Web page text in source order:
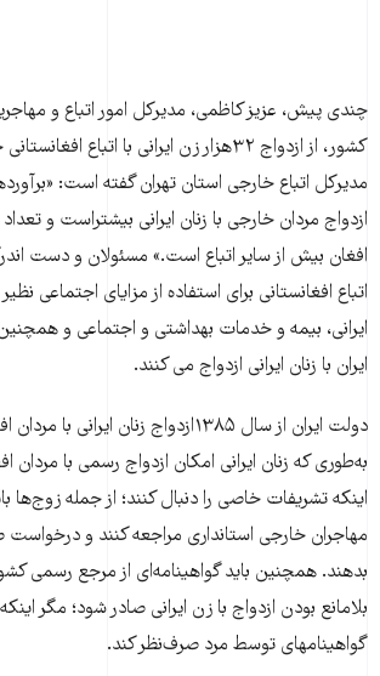
چندی پیش، عزیز کاظمی، مدیرکل امور اتباع و
کشور، از ازدواج ۳۲هزار زن ایرانی با اتباع
مدیرکل اتباع خارجی استان تهران گفته است:‌
ازدواج مردان خارجی با زنان ایرانی بیشتراست و
افغان بیش از سایر اتباع است.» مسئولان و دست
اتباع افغانستانی برای استفاده از مزایای اجتماعی
ایرانی، بیمه و خدمات بهداشتی و اجتماعی و
ایران با زنان ایرانی ازدواج می کنند.
دولت ایران از سال ۱۳۸۵ازدواج زنان
به‌طوری که زنان ایرانی امکان ازدواج رسمی با مردان
اینکه تشریفات خاصی را دنبال کنند؛ از جمله زوج‌ها
مهاجران خارجی استانداری مراجعه کنند و درخواست
بدهند. همچنین باید گواهینامه‌ای از مرجع رسمی
بلامانع بودن ازدواج با زن ایرانی صادر شود؛ مگر
گواهینامه‏ای توسط مرد صرف‌نظر کند.